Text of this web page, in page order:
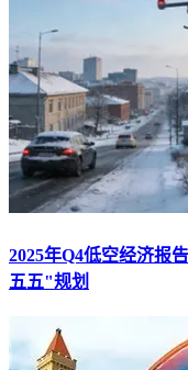
2025年Q4低空经济报
五五"规划